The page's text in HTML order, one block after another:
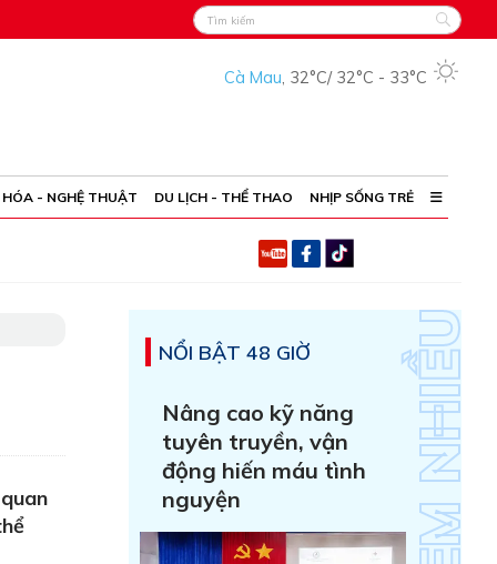
Cà Mau, 32°C/ 32°C - 33°C
- NGHỆ THUẬT DU LỊCH - THỂ THAO NHỊP SỐNG TRẺ
NỔI BẬT 48 GIỜ
Nâng cao kỹ năng
tuyên truyền, vận
động hiến máu tình
nguyện